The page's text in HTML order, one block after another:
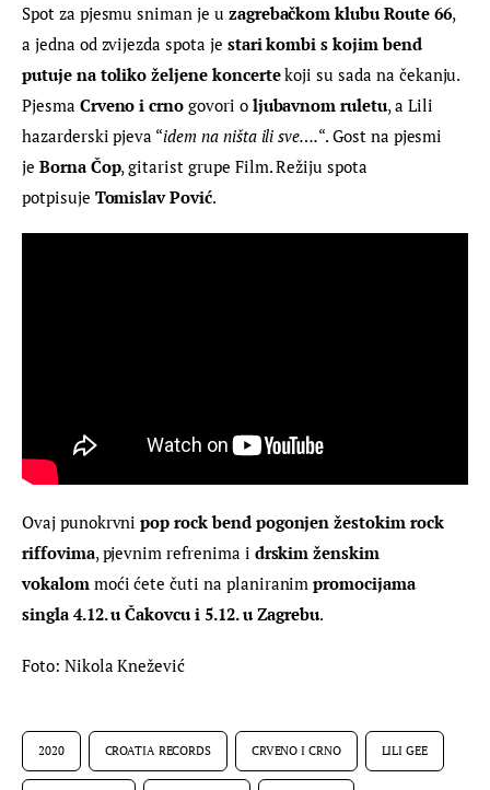
Spot za pjesmu sniman je u zagrebačkom klubu Route 66,
a jedna od zvijezda spota je stari kombi s kojim bend
putuje na toliko željene koncerte koji su sada na čekanju.
Pjesma Crveno i crno govori o ljubavnom ruletu, a Lili
hazarderski pjeva “idem na ništa ili sve….“. Gost na pjesmi
je Borna Čop, gitarist grupe Film. Režiju spota
potpisuje Tomislav Pović.
Ovaj punokrvni pop rock bend pogonjen žestokim rock
riffovima, pjevnim refrenima i drskim ženskim
vokalom moći ćete čuti na planiranim promocijama
singla 4.12. u Čakovcu i 5.12. u Zagrebu.
Foto: Nikola Knežević
2020 CROATIA RECORDS CRVENO I CRNO LILI GEE